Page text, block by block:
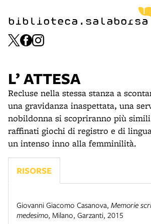
biblioteca.salaborsa
L’ ATTESA
Recluse nella stessa stanza a
una gravidanza inaspettata, una
nobildonna si scopriranno più
raffinati giochi di registro e di
un intenso inno alla femminilità.
RISORSE
Giovanni Giacomo Casanova, Memorie
medesimo, Milano, Garzanti, 2015